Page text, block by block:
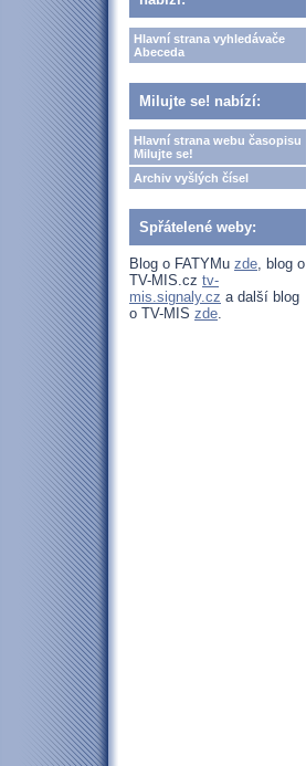
Hlavní strana vyhledávače
Abeceda
Milujte se! nabízí:
Hlavní strana webu časopisu
Milujte se!
Archiv vyšlých čísel
Spřátelené weby:
Blog o FATYMu zde, blog o
TV-MIS.cz tv-
mis.signaly.cz a další blog
o TV-MIS zde.